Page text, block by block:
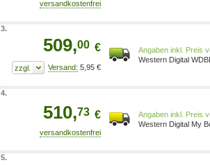
3.
509,00 €
5,95 €
Preis
Western Digital
4.
510,73 €
Preis
Western Digital My
5.